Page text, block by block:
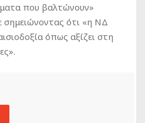
που βαλτώνουν»
σημειώνοντας ότι «η ΝΔ
όπως αξίζει στη